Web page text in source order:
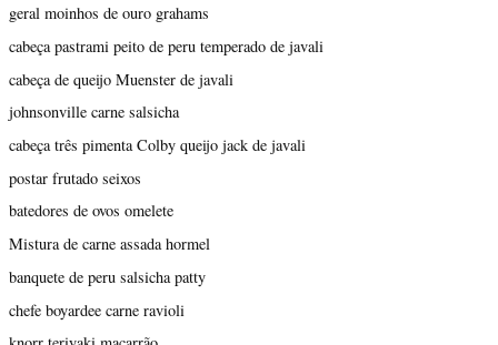
geral moinhos de ouro grahams
cabeça pastrami peito de peru temperado de javali
cabeça de queijo Muenster de javali
johnsonville carne salsicha
cabeça três pimenta Colby queijo jack de javali
postar frutado seixos
batedores de ovos omelete
Mistura de carne assada hormel
banquete de peru salsicha patty
chefe boyardee carne ravioli